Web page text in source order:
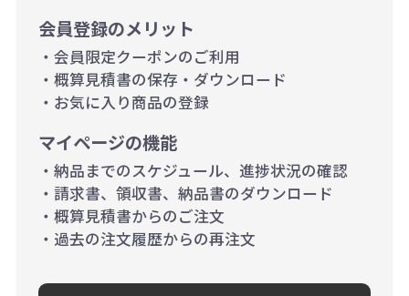
1,000個以上：28円（1個当た
り）
会員登録のメリット
・会員限定クーポンのご利用
・概算見積書の保存・ダウンロード
・お気に入り商品の登録
マイページの機能
・納品までのスケジュール、進捗状況の確認
・請求書、領収書、納品書のダウンロード
・概算見積書からのご注文
・過去の注文履歴からの再注文